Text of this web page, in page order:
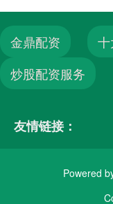
金鼎配资
炒股配资服务
友情链接：
Powered